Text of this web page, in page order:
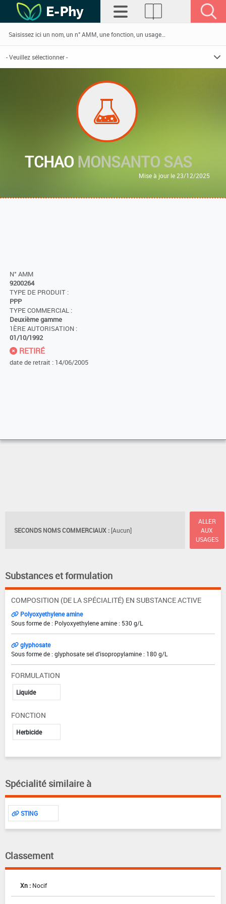
TCHAO MONSANTO SAS
Mise à jour le 23/12/2025
N° AMM
9200264
TYPE DE PRODUIT :
PPP
TYPE COMMERCIAL :
Deuxième gamme
1ÈRE AUTORISATION :
01/10/1992
RETIRÉ
date de retrait : 14/06/2005
SECONDS NOMS COMMERCIAUX : [Aucun]
ALLER
AUX
USAGES
Substances et formulation
COMPOSITION (DE LA SPÉCIALITÉ) EN SUBSTANCE ACTIVE
Polyoxyethylene amine
Sous forme de : Polyoxyethylene amine : 530 g/L
glyphosate
Sous forme de : glyphosate sel d'isopropylamine : 180 g/L
FORMULATION
Liquide
FONCTION
Herbicide
Spécialité similaire à
STING
Classement
Xn : Nocif